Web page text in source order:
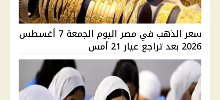
سعر الذهب في مصر اليوم الجمعة 7 أغسطس
2026 بعد تراجع عيار 21 أمس